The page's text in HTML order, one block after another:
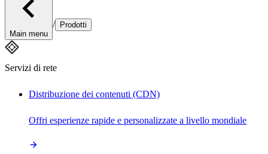
Main menu
/ Prodotti
Servizi di rete
Distribuzione dei contenuti (CDN)
Offri esperienze rapide e personalizzate a livello mondiale